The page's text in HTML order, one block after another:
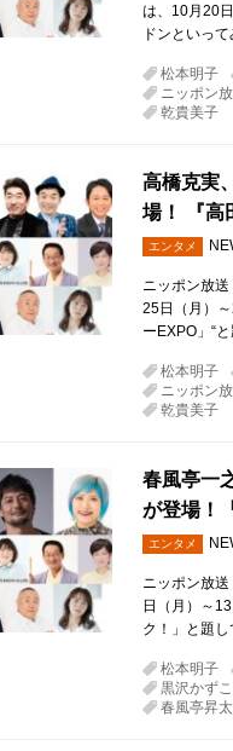
は、10月20
ドンといっ
松本明子
ニッポン
乾貴美子
高橋克実
場！ 『高
エンタメ
ニッポン放
25日（月）
ーEXPO」“
松本明子
ニッポン
乾貴美子
春風亭一
が登場！
エンタメ
ニッポン放
日（月）～
ク！」と題
松本明子
黒沢かずこ
春風亭昇太